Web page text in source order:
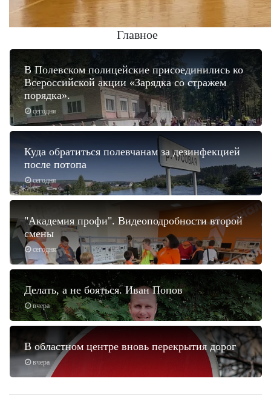
Главное
сегодня
В Полевском полицейские присоединились ко
Всероссийской акции «Зарядка со стражем
порядка».
сегодня
Куда обратиться полевчанам за дезинфекцией
после потопа
сегодня
"Академия профи". Видеоподробности второй
смены
вчера
Делать, а не бояться. Иван Попов
вчера
В областном центре вновь перекрытия дорог